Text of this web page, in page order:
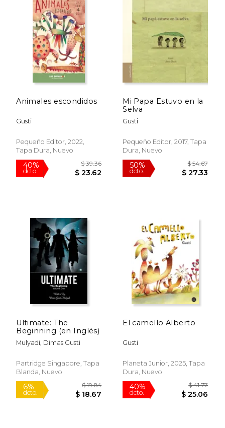
50%
dcto. $ 19.96
50%
dcto.
6%
dcto.
Animales escondidos
Gusti
Pequeño Editor, 2022,
Tapa Dura, Nuevo
Mi Papa Estuvo en la
Selva
Gusti
Pequeño Editor, 2017, Tapa
Dura, Nuevo
Ultimate: The
Beginning (en Inglés)
Mulyadi, Dimas Gusti
Partridge Singapore, Tapa
Blanda, Nuevo
El camello Alberto
Gusti
Planeta Junior, 2025, Tapa
Dura, Nuevo